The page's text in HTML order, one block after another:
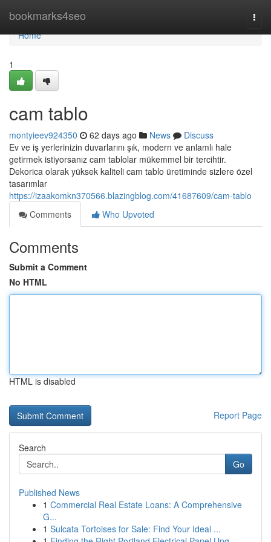
bookmarks4seo
Home
Home
1
cam tablo
montyieev924350 62 days ago News
Discuss
Ev ve iş yerlerinizin duvarlarını şık, modern ve anlamlı hale
getirmek istiyorsanız cam tablolar mükemmel bir tercihtir.
Dekorica olarak yüksek kaliteli cam tablo üretiminde sizlere özel
tasarımlar
https://izaakomkn370566.blazingblog.com/41687609/cam-tablo
Comments
Who Upvoted
Comments
Submit a Comment
No HTML
HTML is disabled
Report Page
Search
Go
Published News
1 Commercial Real Estate Loans: A Comprehensive
G...
1 Sulcata Tortoises for Sale: Find Your Ideal ...